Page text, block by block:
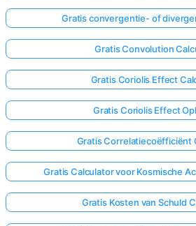
Gratis convergentie- of
Gratis Convolution
Gratis Coriolis Effect
Gratis Coriolis Effect
Gratis Correlatiecoëfficiënt
Gratis Calculator voor Kosmische
Gratis Kosten van Schuld